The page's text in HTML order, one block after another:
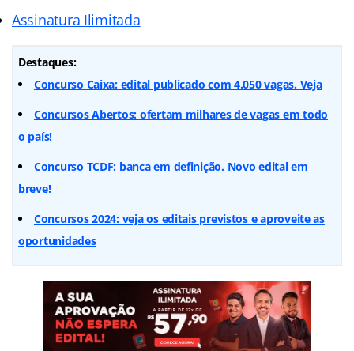
Assinatura Ilimitada
Destaques:
Concurso Caixa: edital publicado com 4.050 vagas. Veja
Concursos Abertos: ofertam milhares de vagas em todo
o país!
Concurso TCDF: banca em definição. Novo edital em
breve!
Concursos 2024: veja os editais previstos e aproveite as
oportunidades